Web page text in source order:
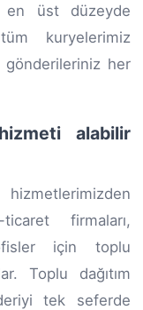
en üst düzeyde
kuryelerimiz
her
alabilir
firmaları,
için toplu
Toplu dağıtım
tek seferde